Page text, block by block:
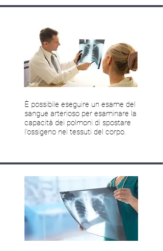
È possibile eseguire un esame del
sangue arterioso per esaminare la
capacità dei polmoni di spostare
l'ossigeno nei tessuti del corpo.